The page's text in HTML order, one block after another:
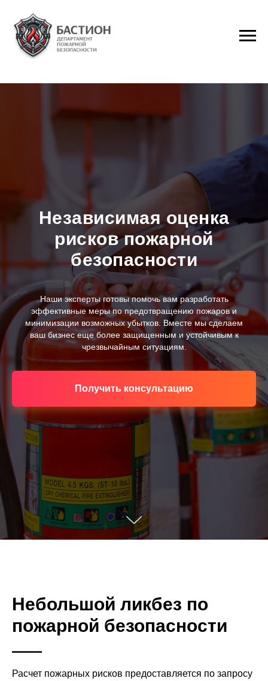
Независимая оценка
рисков пожарной
безопасности
Наши эксперты готовы помочь вам разработать
эффективные меры по предотвращению пожаров и
минимизации возможных убытков. Вместе мы сделаем
ваш бизнес еще более защищенным и устойчивым к
чрезвычайным ситуациям.
Получить консультацию
Небольшой ликбез по
пожарной безопасности
Расчет пожарных рисков предоставляется по запросу